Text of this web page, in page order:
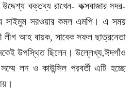
উদ্দেশ্য বক্তব্য রাখেন- কক্সবাজার সদর-
সাইমুম সরওয়ার কমল এমপি। এ সময়
আহ বায়ক, সাবেক সফল ছাত্রনেতা
উপস্থিত ছিলেন। উল্লেখ্য,ঈদগাঁও
লন ও কাউন্সিল পরবর্তী এটি হচ্ছে